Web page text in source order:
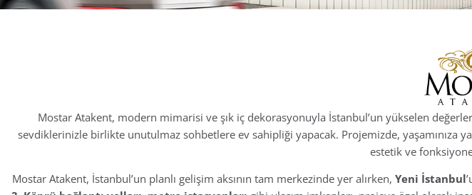
Mostar Atakent, modern mimarisi ve şık iç dekorasyonuyla İstanbul’un yükselen
sevdiklerinizle birlikte unutulmaz sohbetlere ev sahipliği yapacak. Projemizde, yaşamınıza
estetik ve
Mostar Atakent, İstanbul’un planlı gelişim aksının tam merkezinde yer alırken, Yeni İstanbul